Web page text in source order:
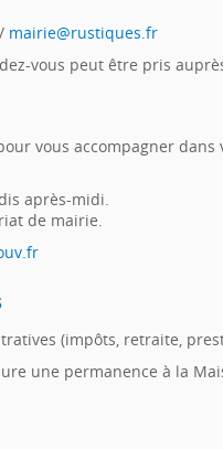
/ mairie@rustiques.fr
vous peut être pris
vous accompagner
après-midi.
de mairie.
(impôts, retraite,
une permanence à la